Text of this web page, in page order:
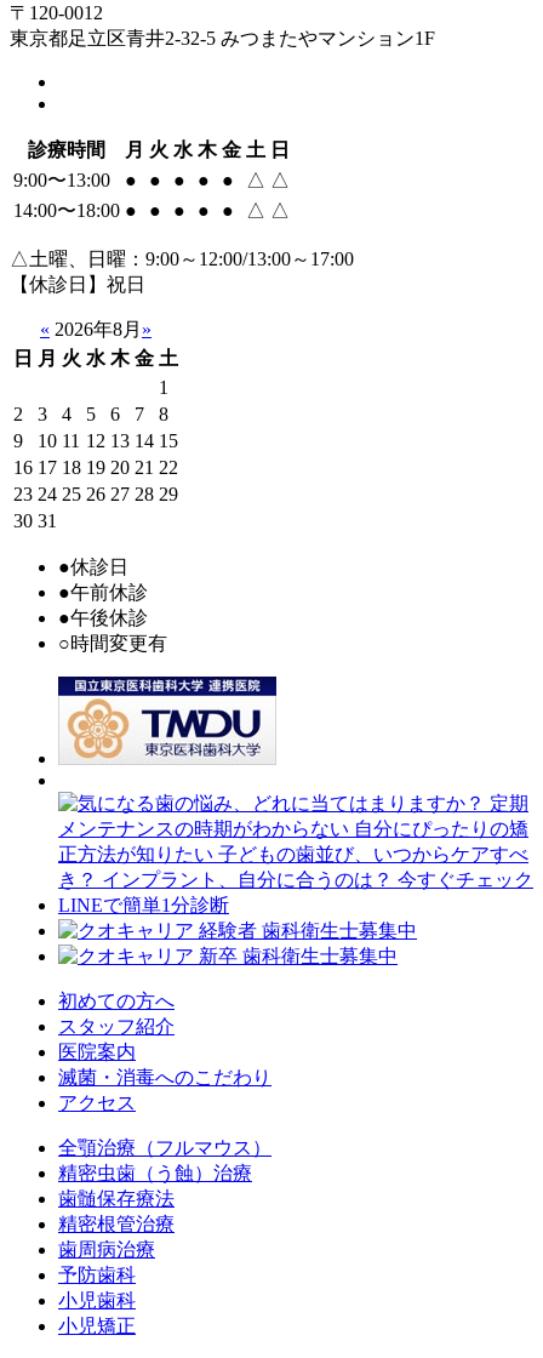
〒120-0012
東京都足立区青井2-32-5 みつまたやマンション1F
診療時間 月 火 水 木 金 土 日
9:00〜13:00
● ● ● ● ● △ △
14:00〜18:00 ● ● ● ● ● △ △
△土曜、日曜：9:00～12:00/13:00～17:00
【休診日】祝日
« 2026年8月 »
日
月 火 水 木 金 土
1
2
3 4 5 6 7
8
9
10 11 12 13 14 15
16 17 18 19 20 21 22
23 24 25 26 27 28 29
30 31
●休診日
●午前休診
●午後休診
○時間変更有
初めての方へ
スタッフ紹介
医院案内
滅菌・消毒へのこだわり
アクセス
全顎治療（フルマウス）
精密虫歯（う蝕）治療
歯髄保存療法
精密根管治療
歯周病治療
予防歯科
小児歯科
小児矯正